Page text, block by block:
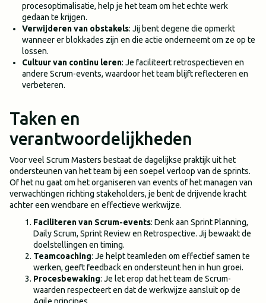
procesoptimalisatie, help je het team om het echte werk
gedaan te krijgen.
Verwijderen van obstakels: Jij bent degene die opmerkt
wanneer er blokkades zijn en die actie onderneemt om ze op te
lossen.
Cultuur van continu leren: Je faciliteert retrospectieven en
andere Scrum-events, waardoor het team blijft reflecteren en
verbeteren.
Taken en
verantwoordelijkheden
Voor veel Scrum Masters bestaat de dagelijkse praktijk uit het
ondersteunen van het team bij een soepel verloop van de sprints.
Of het nu gaat om het organiseren van events of het managen van
verwachtingen richting stakeholders, je bent de drijvende kracht
achter een wendbare en effectieve werkwijze.
Faciliteren van Scrum-events: Denk aan Sprint Planning,
Daily Scrum, Sprint Review en Retrospective. Jij bewaakt de
doelstellingen en timing.
Teamcoaching: Je helpt teamleden om effectief samen te
werken, geeft feedback en ondersteunt hen in hun groei.
Procesbewaking: Je let erop dat het team de Scrum-
waarden respecteert en dat de werkwijze aansluit op de